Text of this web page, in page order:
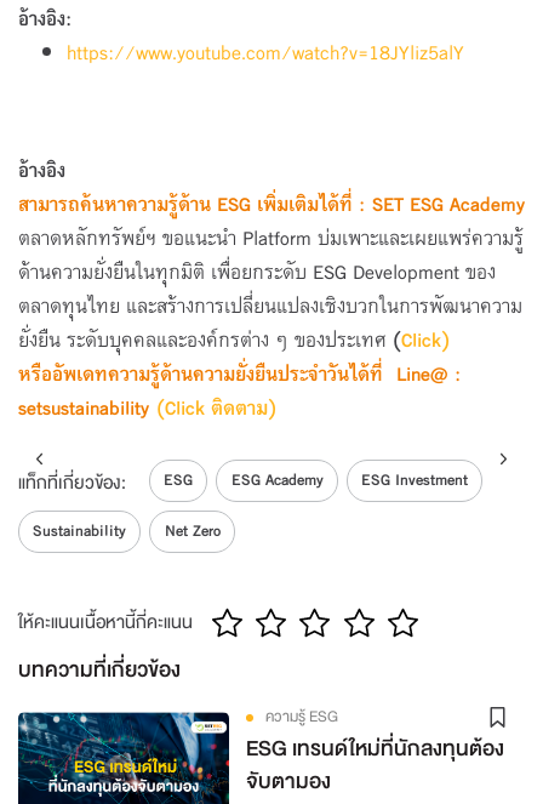
อ้างอิง:
https://www.youtube.com/watch?v=18JYliz5alY
อ้างอิง
สามารถค้นหาความรู้ด้าน ESG เพิ่มเติมได้ที่ : SET ESG Academy
ตลาดหลักทรัพย์ฯ ขอแนะนำ Platform บ่มเพาะและเผยแพร่ความรู้
ด้านความยั่งยืนในทุกมิติ เพื่อยกระดับ ESG Development ของ
ตลาดทุนไทย และสร้างการเปลี่ยนแปลงเชิงบวกในการพัฒนาความ
ยั่งยืน ระดับบุคคลและองค์กรต่าง ๆ ของประเทศ (Click)
หรืออัพเดทความรู้ด้านความยั่งยืนประจำวันได้ที่ Line@ :
setsustainability (Click ติดตาม)
แท็กที่เกี่ยวข้อง: ESG ESG Academy
ESG Investment
Sustainability
Net Zero
ให้คะแนนเนื้อหานี้กี่คะแนน
บทความที่เกี่ยวข้อง
ความรู้ ESG
ESG เทรนด์ใหม่ที่นักลงทุนต้อง
จับตามอง